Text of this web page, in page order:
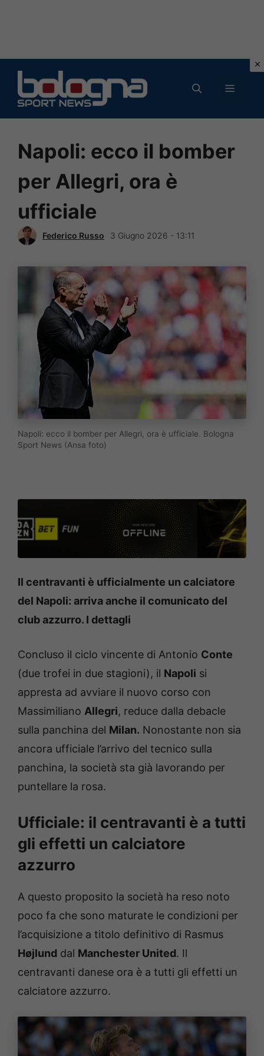
contenuto
MENU
Napoli: ecco il bomber
per Allegri, ora è
ufficiale
Federico Russo 3 Giugno 2026 - 13:11
Napoli: ecco il bomber per Allegri, ora è ufficiale. Bologna
Sport News (Ansa foto)
Il centravanti è ufficialmente un calciatore
del Napoli: arriva anche il comunicato del
club azzurro. I dettagli
Concluso il ciclo vincente di Antonio Conte
(due trofei in due stagioni), il Napoli si
appresta ad avviare il nuovo corso con
Massimiliano Allegri, reduce dalla debacle
sulla panchina del Milan. Nonostante non sia
ancora ufficiale l’arrivo del tecnico sulla
panchina, la società sta già lavorando per
puntellare la rosa.
Ufficiale: il centravanti è a tutti
gli effetti un calciatore
azzurro
A questo proposito la società ha reso noto
poco fa che sono maturate le condizioni per
l’acquisizione a titolo definitivo di Rasmus
Højlund dal Manchester United. Il
centravanti danese ora è a tutti gli effetti un
calciatore azzurro.